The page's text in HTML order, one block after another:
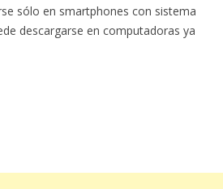
sólo en smartphones con sistema
descargarse en computadoras ya